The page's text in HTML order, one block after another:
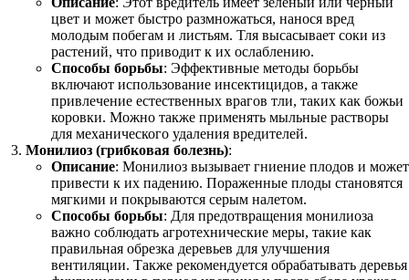
цвет и может быстро размножаться, нанося вред
молодым побегам и листьям. Тля высасывает соки из
растений, что приводит к их ослаблению.
Способы борьбы: Эффективные методы борьбы
включают использование инсектицидов, а также
привлечение естественных врагов тли, таких как божьи
коровки. Можно также применять мыльные растворы
для механического удаления вредителей.
Монилиоз (грибковая болезнь):
Описание: Монилиоз вызывает гниение плодов и может
привести к их падению. Пораженные плоды становятся
мягкими и покрываются серым налетом.
Способы борьбы: Для предотвращения монилиоза
важно соблюдать агротехнические меры, такие как
правильная обрезка деревьев для улучшения
вентиляции. Также рекомендуется обрабатывать деревья